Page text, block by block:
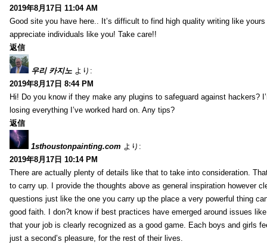
2019年8月17日 11:04 AM
Good site you have here.. It’s difficult to find high quality writing like
appreciate individuals like you! Take care!!
返信
우리 카지노 より:
2019年8月17日 8:44 PM
Hi! Do you know if they make any plugins to safeguard against hackers?
losing everything I’ve worked hard on. Any tips?
返信
1sthoustonpainting.com より:
2019年8月17日 10:14 PM
There are actually plenty of details like that to take into consideration.
to carry up. I provide the thoughts above as general inspiration however
questions just like the one you carry up the place a very powerful thing
good faith. I don?t know if best practices have emerged around issues
that your job is clearly recognized as a good game. Each boys and girls
just a second’s pleasure, for the rest of their lives.